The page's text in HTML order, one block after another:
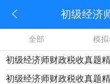
初级经济
全部 模拟
初级经济师财政税收真题
初级经济师财政税收真题